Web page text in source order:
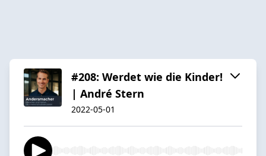
#208: Werdet wie die Kinder!
| André Stern
2022-05-01